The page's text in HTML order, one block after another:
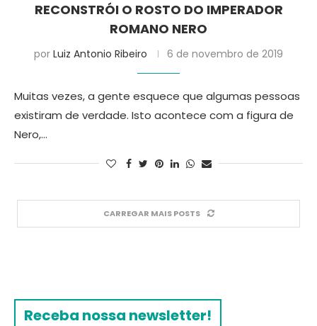
RECONSTRÓI O ROSTO DO IMPERADOR
ROMANO NERO
por Luiz Antonio Ribeiro 6 de novembro de 2019
Muitas vezes, a gente esquece que algumas pessoas
existiram de verdade. Isto acontece com a figura de
Nero,…
CARREGAR MAIS POSTS
Receba nossa newsletter!